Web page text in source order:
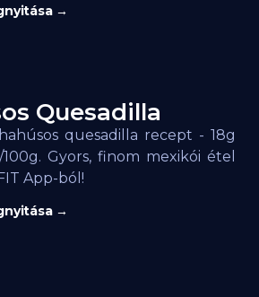
→
Quesadilla
quesadilla recept - 18g
Gyors, finom mexikói étel
App-ból!
→